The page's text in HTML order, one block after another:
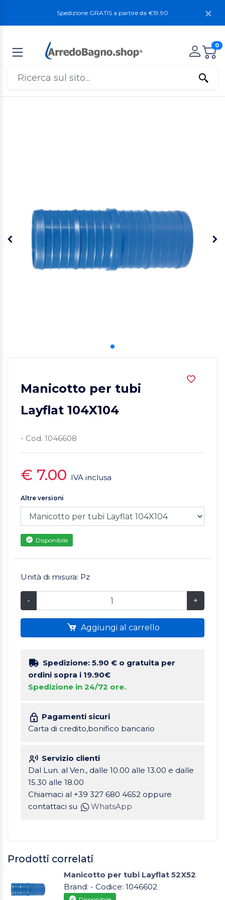
Spedizione GRATIS a partire da €19.90
0
Manicotto per tubi
Layflat 104X104
- Cod. 1046608
€ 7.00 IVA inclusa
Altre versioni
Disponibile
Unità di misura: Pz
- +
Aggiungi al carrello
Spedizione: 5.90 €o gratuita per
ordini sopra i 19.90€
Spedizione in 24/72 ore.
Pagamenti sicuri
Carta di credito,bonifico bancario
Servizio clienti
Dal Lun. al Ven., dalle 10.00 alle 13.00 e dalle
15.30 alle 18.00
Chiamaci al +39 327 680 4652 oppure
contattaci su
WhatsApp
Prodotti correlati
Manicotto per tubi Layflat 52X52
Brand: - Codice: 1046602